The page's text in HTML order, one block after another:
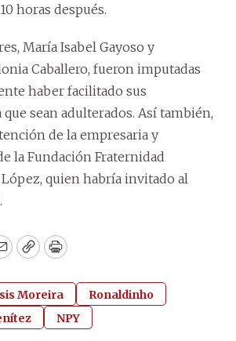
horas después.
María Isabel Gayoso y
Caballero, fueron imputadas
haber facilitado sus
que sean adulterados. Así también,
de la empresaria y
la Fundación Fraternidad
quien habría invitado al
EmailCopyPrint
Moreira
Ronaldinho
NPY